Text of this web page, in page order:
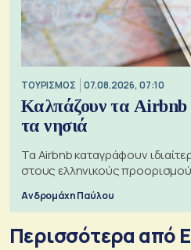
ΤΟΥΡΙΣΜΟΣ 07.08.2026, 07:10
Καλπάζουν τα Airbnb
τα νησιά
Τα Airbnb καταγράφουν
στους ελληνικούς
Ανδρομάχη Παύλου
Περισσότερα από